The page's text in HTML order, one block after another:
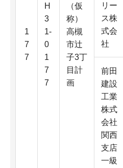
1
7
7
H
3
1-
0
1
7
7
（仮
称）
高槻
市辻
子3丁
目計
画
リー
ス株
式会
社
前田
建設
工業
株式
会社
関西
支店
一級